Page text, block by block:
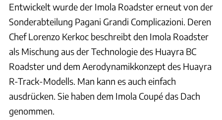
Entwickelt wurde der Imola Roadster erneut von der
Sonderabteilung Pagani Grandi Complicazioni. Deren
Chef Lorenzo Kerkoc beschreibt den Imola Roadster
als Mischung aus der Technologie des Huayra BC
Roadster und dem Aerodynamikkonzept des Huayra
R-Track-Modells. Man kann es auch einfach
ausdrücken. Sie haben dem Imola Coupé das Dach
genommen.